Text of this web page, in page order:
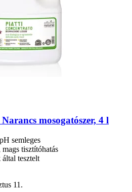
Narancs mosogatószer, 4 l
semleges
tisztítóhatás
tesztelt
11.